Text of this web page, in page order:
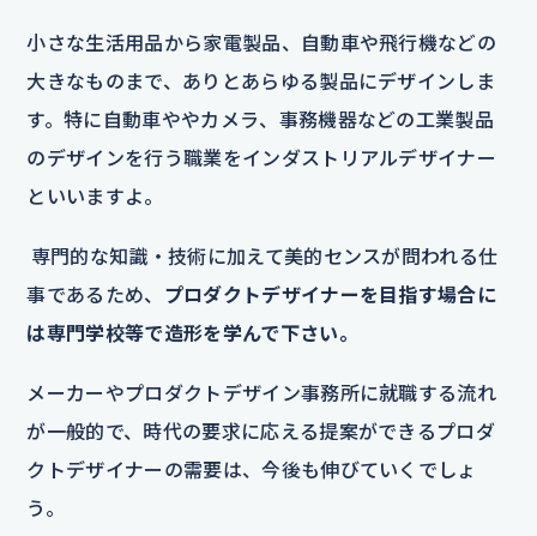
小さな生活用品から家電製品、自動車や飛行機などの
大きなものまで、ありとあらゆる製品にデザインしま
す。特に自動車ややカメラ、事務機器などの工業製品
のデザインを行う職業をインダストリアルデザイナー
といいますよ。
専門的な知識・技術に加えて美的センスが問われる仕
事であるため、 プロダクトデザイナーを目指す場合に
は専門学校等で造形を学んで下さい。
メーカーやプロダクトデザイン事務所に就職する流れ
が一般的で、時代の要求に応える提案ができるプロダ
クトデザイナーの需要は、今後も伸びていくでしょ
う。